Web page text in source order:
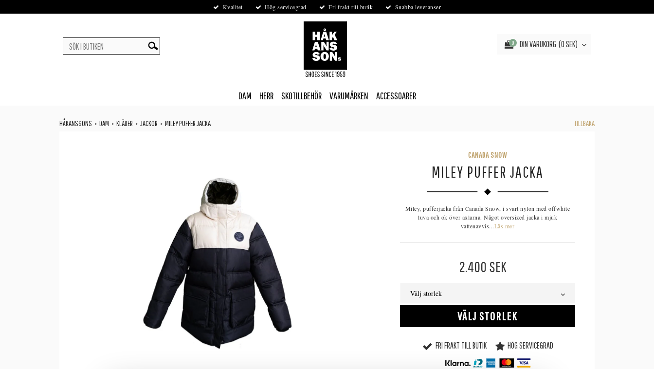
Kvalitet Hög servicegrad Fri frakt till butik Snabba leveranser
DIN VARUKORG
0 0 SEK
DAM HERR SKOTILLBEHÖR VARUMÄRKEN ACCESSOARER
HÅKANSSONS > DAM > KLÄDER > JACKOR > MILEY PUFFER JACKA TILLBAKA
CANADA SNOW
MILEY PUFFER JACKA
Miley, pufferjacka från Canada Snow, i svart nylon med offwhite
luva och ok över axlarna. Något oversized jacka i mjuk
vattenavvis...Läs mer
2.400 SEK
Välj storlek
VÄLJ STORLEK
FRI FRAKT TILL BUTIK HÖG SERVICEGRAD